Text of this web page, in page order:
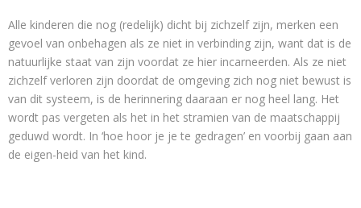
Alle kinderen die nog (redelijk) dicht bij zichzelf zijn, merken een
gevoel van onbehagen als ze niet in verbinding zijn, want dat is de
natuurlijke staat van zijn voordat ze hier incarneerden. Als ze niet
zichzelf verloren zijn doordat de omgeving zich nog niet bewust is
van dit systeem, is de herinnering daaraan er nog heel lang. Het
wordt pas vergeten als het in het stramien van de maatschappij
geduwd wordt. In ‘hoe hoor je je te gedragen’ en voorbij gaan aan
de eigen-heid van het kind.